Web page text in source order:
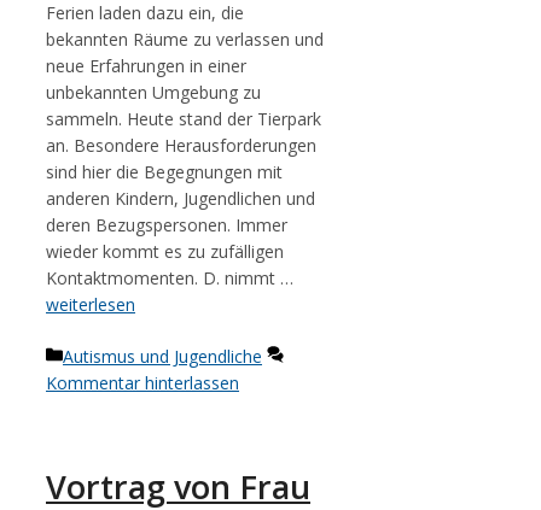
Ferien laden dazu ein, die
bekannten Räume zu verlassen und
neue Erfahrungen in einer
unbekannten Umgebung zu
sammeln. Heute stand der Tierpark
an. Besondere Herausforderungen
sind hier die Begegnungen mit
anderen Kindern, Jugendlichen und
deren Bezugspersonen. Immer
wieder kommt es zu zufälligen
Kontaktmomenten. D. nimmt …
weiterlesen
Kategorien
Autismus und Jugendliche
Kommentar hinterlassen
Vortrag von Frau